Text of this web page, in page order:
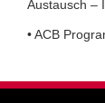
Austausch –
• ACB